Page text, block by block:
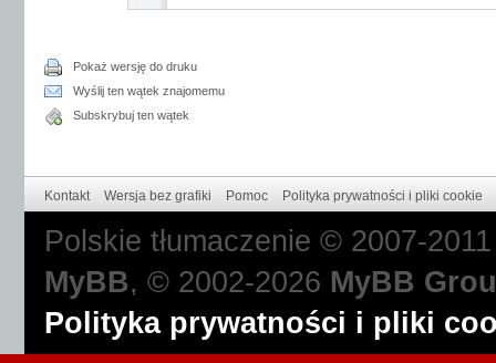
Pokaż wersję do druku
Wyślij ten wątek znajomemu
Subskrybuj ten wątek
Kontakt Wersja bez grafiki Pomoc Polityka prywatności i pliki cookie
Polskie tłumaczenie © 2007-
MyBB, © 2002-2026 MyBB
Polityka prywatności i pliki